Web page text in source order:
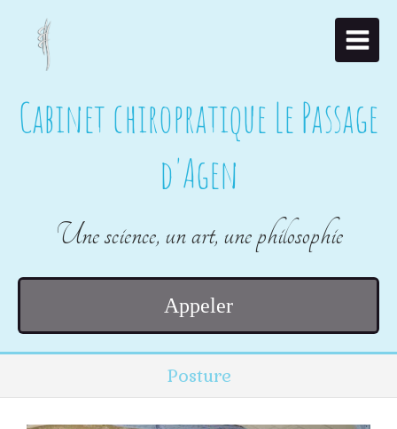
Cabinet chiropratique Le Passage
d'Agen
Une science, un art, une philosophie
Appeler
Posture